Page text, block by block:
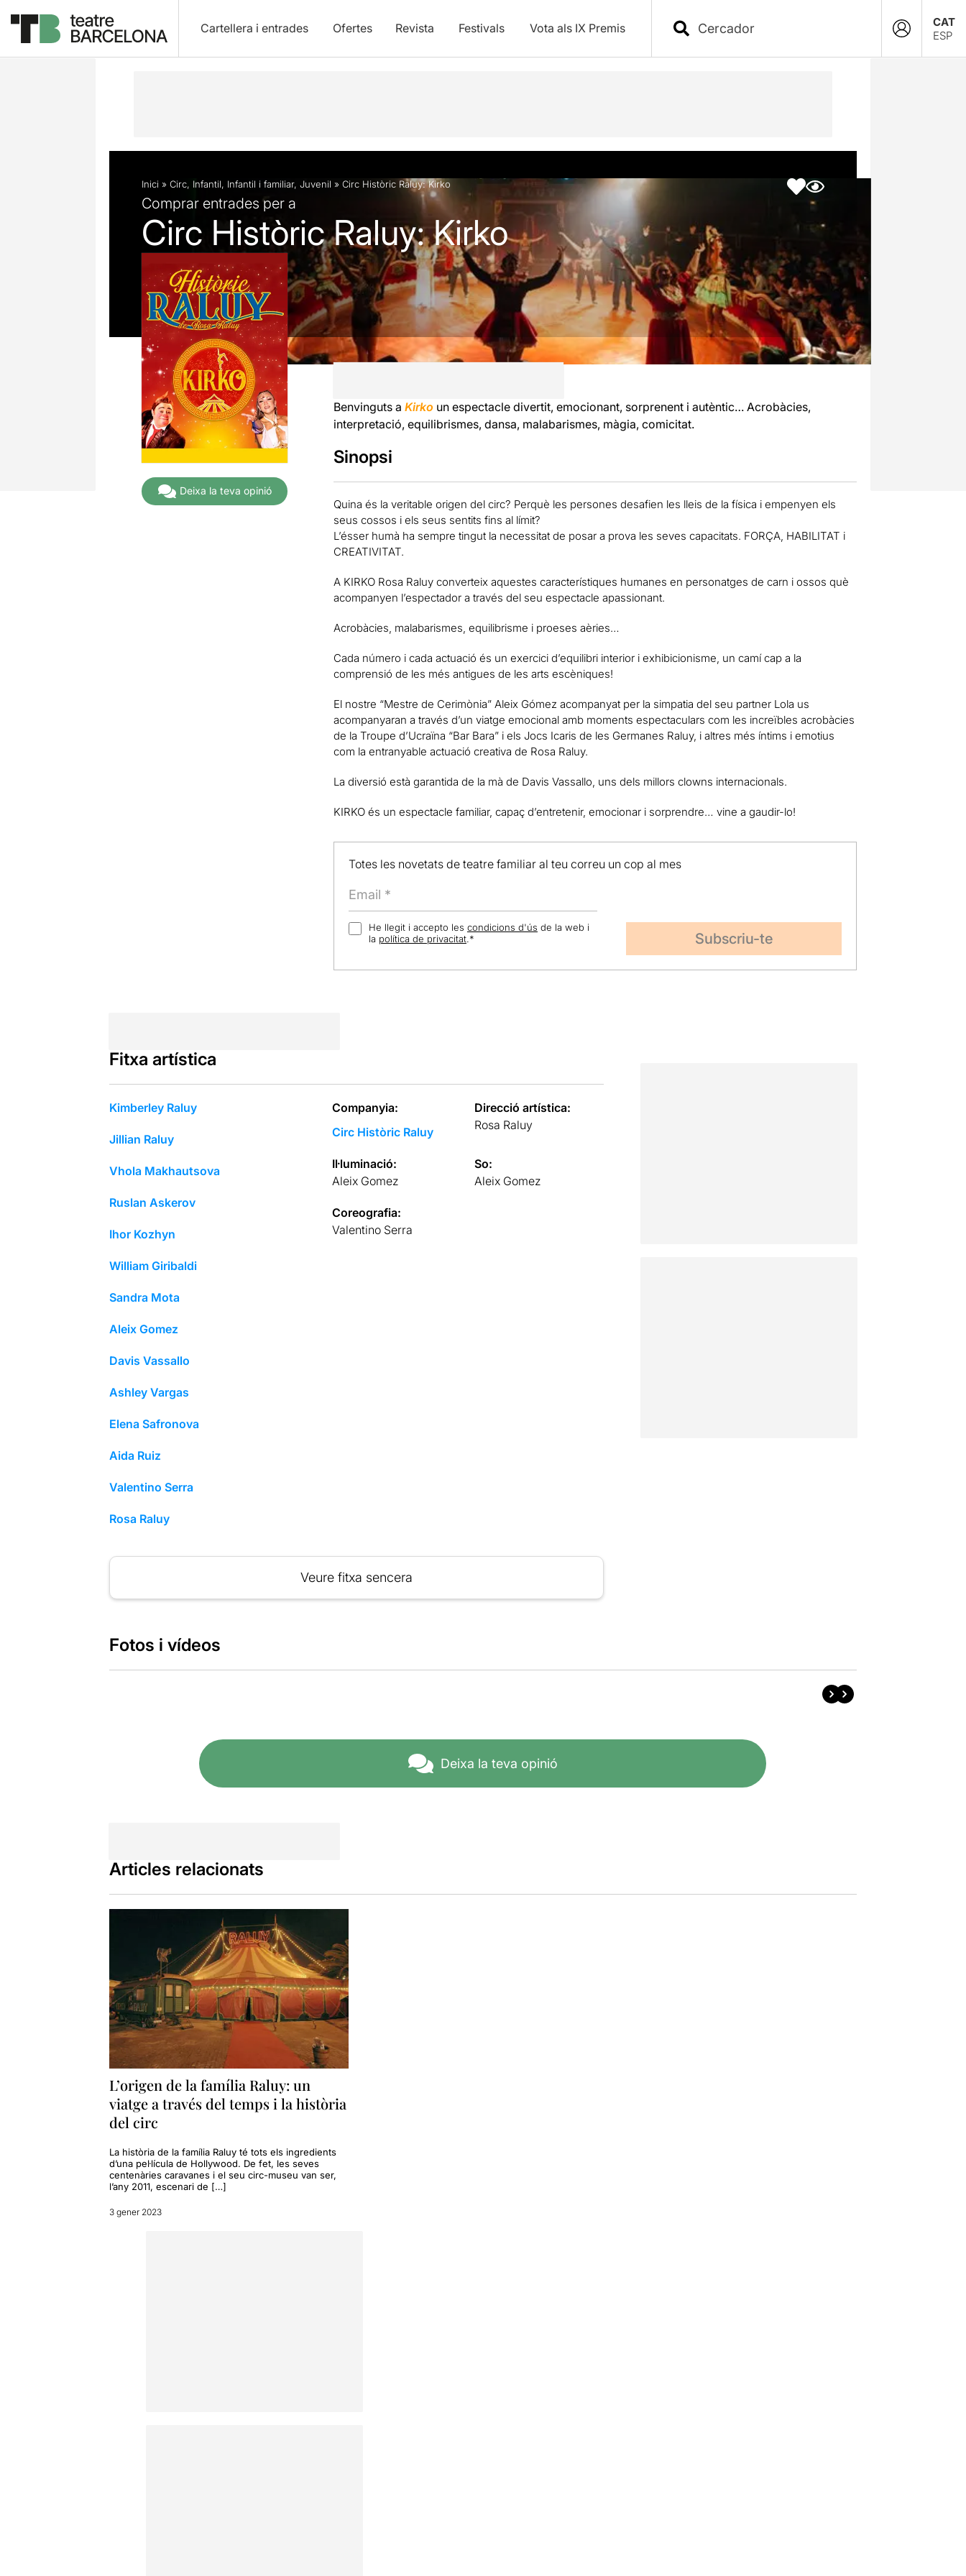
Cartellera i entrades Ofertes Revista Festivals Vota als IX Premis
CAT
ESP
Descripció Fitxa artística Fotos i vídeos Articles
Inici » Circ, Infantil, Infantil i familiar, Juvenil » Circ Històric Raluy: Kirko
Comprar entrades per a
Circ Històric Raluy: Kirko
Deixa la teva opinió
Benvinguts a Kirko un espectacle divertit, emocionant, sorprenent i autèntic… Acrobàcies,
interpretació, equilibrismes, dansa, malabarismes, màgia, comicitat.
Sinopsi
Quina és la veritable origen del circ? Perquè les persones desafien les lleis de la física i empenyen els
seus cossos i els seus sentits fins al límit?
L’ésser humà ha sempre tingut la necessitat de posar a prova les seves capacitats. FORÇA, HABILITAT i
CREATIVITAT.
A KIRKO Rosa Raluy converteix aquestes característiques humanes en personatges de carn i ossos què
acompanyen l’espectador a través del seu espectacle apassionant.
Acrobàcies, malabarismes, equilibrisme i proeses aèries…
Cada número i cada actuació és un exercici d’equilibri interior i exhibicionisme, un camí cap a la
comprensió de les més antigues de les arts escèniques!
El nostre “Mestre de Cerimònia” Aleix Gómez acompanyat per la simpatia del seu partner Lola us
acompanyaran a través d’un viatge emocional amb moments espectaculars com les increïbles acrobàcies
de la Troupe d’Ucraïna “Bar Bara” i els Jocs Icaris de les Germanes Raluy, i altres més íntims i emotius
com la entranyable actuació creativa de Rosa Raluy.
La diversió està garantida de la mà de Davis Vassallo, uns dels millors clowns internacionals.
KIRKO és un espectacle familiar, capaç d’entretenir, emocionar i sorprendre… vine a gaudir-lo!
Totes les novetats de teatre familiar al teu correu un cop al mes
He llegit i accepto les condicions d'ús de la web i
la política de privacitat.*
Fitxa artística
Kimberley Raluy
Jillian Raluy
Vhola Makhautsova
Ruslan Askerov
Ihor Kozhyn
William Giribaldi
Sandra Mota
Aleix Gomez
Davis Vassallo
Ashley Vargas
Elena Safronova
Aida Ruiz
Valentino Serra
Rosa Raluy
Companyia:
Circ Històric Raluy
Direcció artística:
Rosa Raluy
Il·luminació:
Aleix Gomez
So:
Aleix Gomez
Coreografia:
Valentino Serra
Veure fitxa sencera
Fotos i vídeos
Deixa la teva opinió
Articles relacionats
L’origen de la família Raluy: un
viatge a través del temps i la història
del circ
La història de la família Raluy té tots els ingredients
d’una pel·lícula de Hollywood. De fet, les seves
centenàries caravanes i el seu circ-museu van ser,
l’any 2011, escenari de […]
3 gener 2023